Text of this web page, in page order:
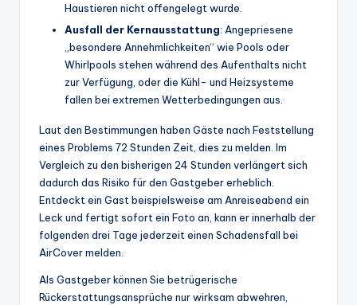
Haustieren nicht offengelegt wurde.
Ausfall der Kernausstattung: Angepriesene
„besondere Annehmlichkeiten“ wie Pools oder
Whirlpools stehen während des Aufenthalts nicht
zur Verfügung, oder die Kühl- und Heizsysteme
fallen bei extremen Wetterbedingungen aus.
Laut den Bestimmungen haben Gäste nach Feststellung
eines Problems 72 Stunden Zeit, dies zu melden. Im
Vergleich zu den bisherigen 24 Stunden verlängert sich
dadurch das Risiko für den Gastgeber erheblich.
Entdeckt ein Gast beispielsweise am Anreiseabend ein
Leck und fertigt sofort ein Foto an, kann er innerhalb der
folgenden drei Tage jederzeit einen Schadensfall bei
AirCover melden.
Als Gastgeber können Sie betrügerische
Rückerstattungsansprüche nur wirksam abwehren,